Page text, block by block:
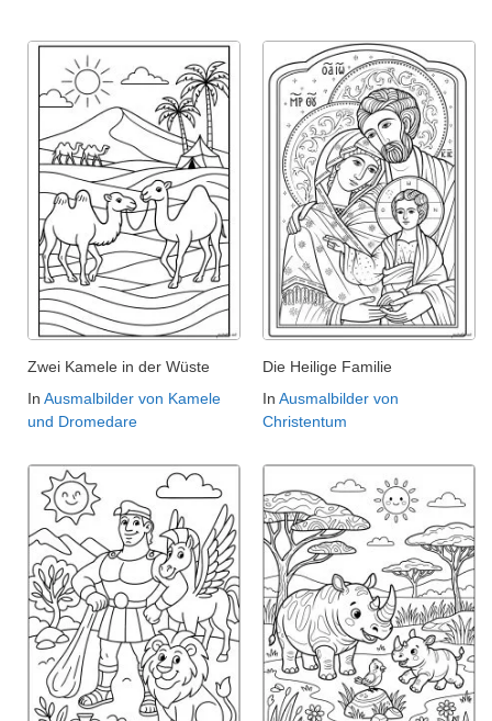
Zwei Kamele in der Wüste
In Ausmalbilder von Kamele
und Dromedare
Die Heilige Familie
In Ausmalbilder von
Christentum